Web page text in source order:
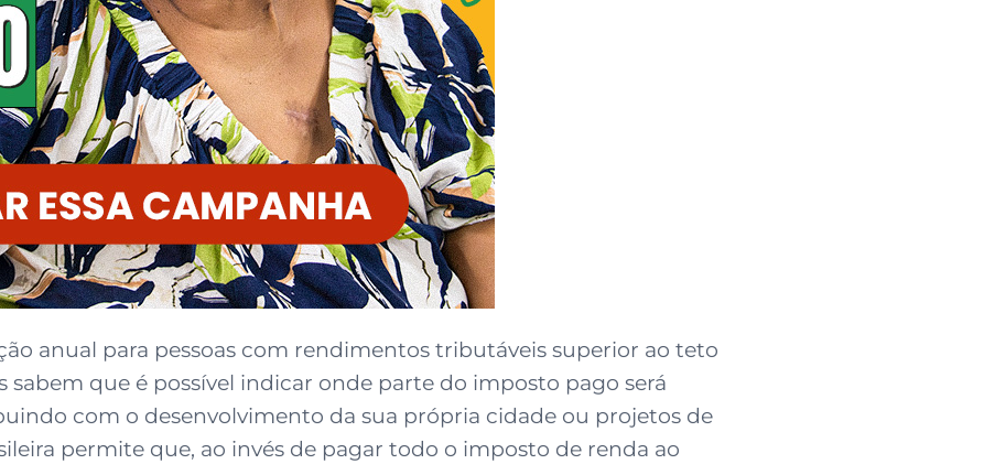
anual para pessoas com rendimentos tributáveis superior ao teto
sabem que é possível indicar onde parte do imposto pago será
com o desenvolvimento da sua própria cidade ou projetos de
permite que, ao invés de pagar todo o imposto de renda ao